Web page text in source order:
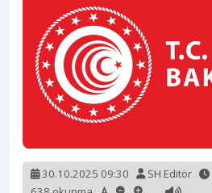
30.10.2025 09:30 SH Editör